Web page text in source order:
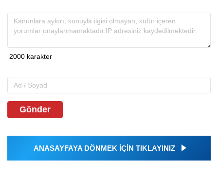
Gönder
ANASAYFAYA DÖNMEK İÇİN TIKLAYINIZ